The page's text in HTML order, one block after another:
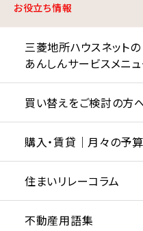
お役立ち情報
三菱地所ハウスネットの
あんしんサービスメニ
買い替えをご検討の方
購入・賃貸｜月々の予
住まいリレーコラム
不動産用語集